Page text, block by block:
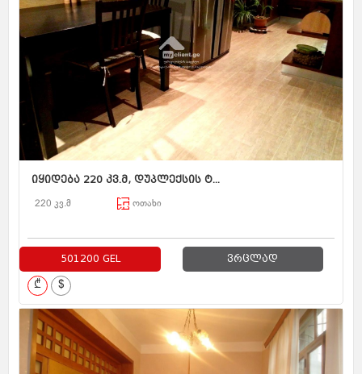
იყიდება 220 კვ.მ, დუპლექსის ტ...
220 კვ.მ ოთახი
501200 GEL ვრცლად
₾ $